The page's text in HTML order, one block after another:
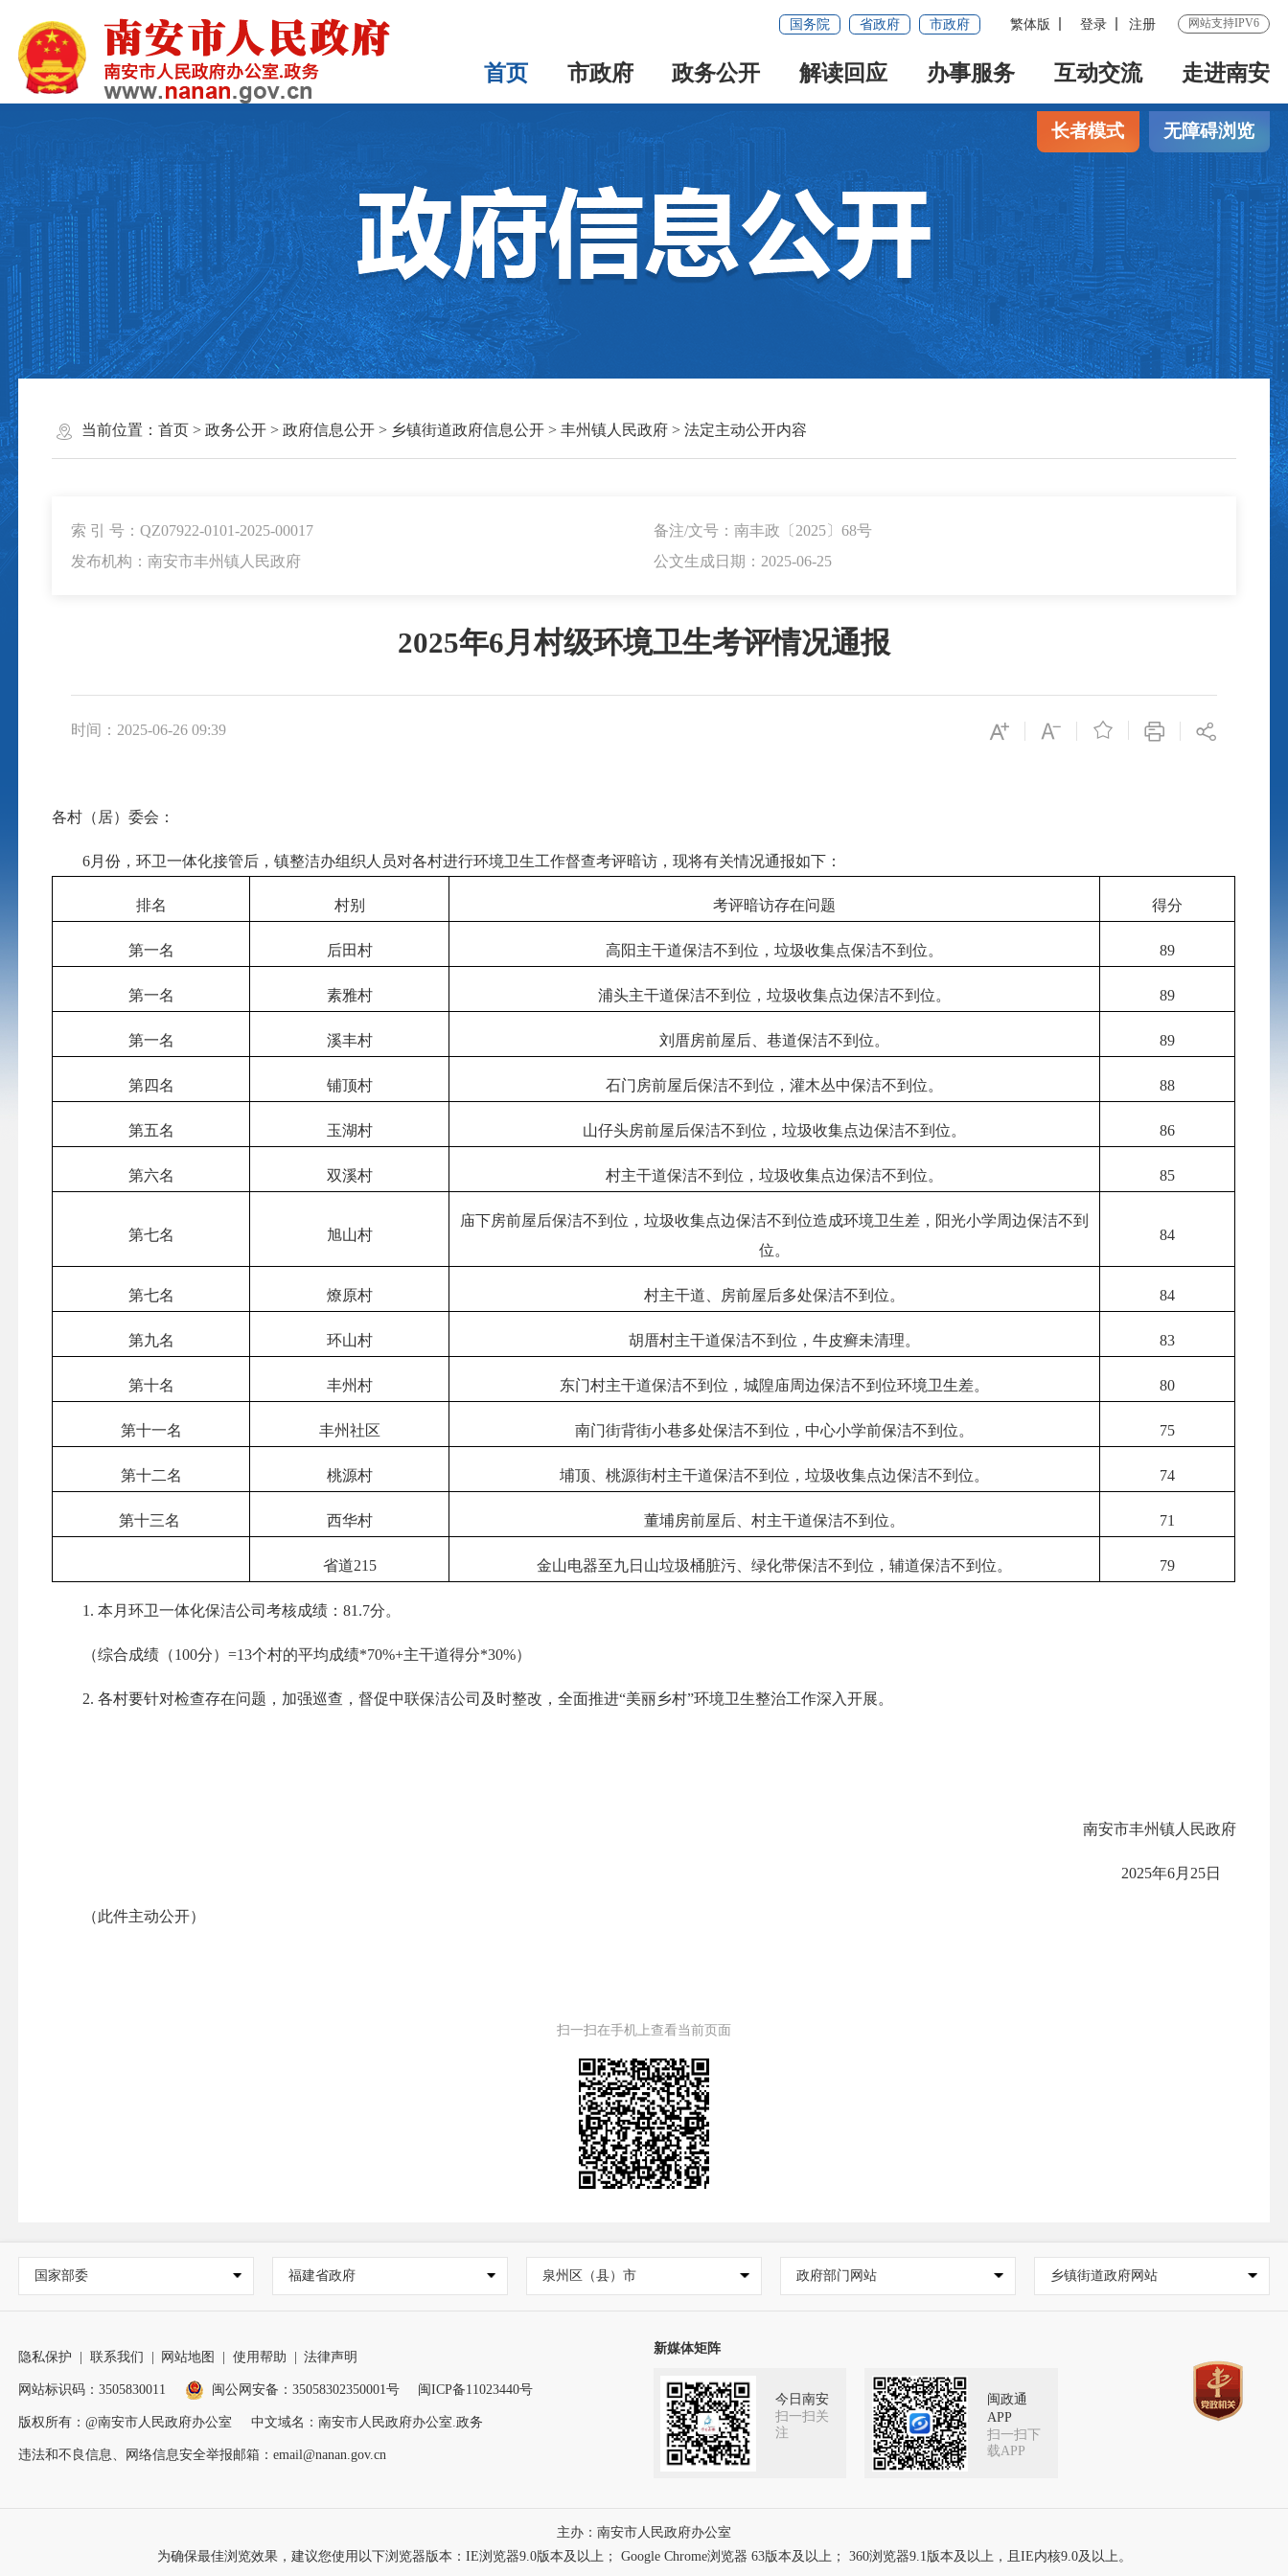
国务院 省政府 市政府 繁体版 登录 注册 网站支持IPV6
首页 市政府 政务公开 解读回应 办事服务 互动交流 走进南安
长者模式 无障碍浏览
当前位置： 首页> 政务公开> 政府信息公开> 乡镇街道政府信息公开> 丰州镇人民政府> 法定主动公开内容
索 引 号：QZ07922-0101-2025-00017
备注/文号：南丰政〔2025〕68号
发布机构：南安市丰州镇人民政府
公文生成日期：2025-06-25
2025年6月村级环境卫生考评情况通报
时间：2025-06-26 09:39 
各村（居）委会：
6月份，环卫一体化接管后，镇整洁办组织人员对各村进行环境卫生工作督查考评暗访，现将有关情况通报如下：
排名 村别 考评暗访存在问题 得分
第一名 后田村 高阳主干道保洁不到位，垃圾收集点保洁不到位。 89
第一名 素雅村 浦头主干道保洁不到位，垃圾收集点边保洁不到位。 89
第一名 溪丰村 刘厝房前屋后、巷道保洁不到位。 89
第四名 铺顶村 石门房前屋后保洁不到位，灌木丛中保洁不到位。 88
第五名 玉湖村 山仔头房前屋后保洁不到位，垃圾收集点边保洁不到位。 86
第六名 双溪村 村主干道保洁不到位，垃圾收集点边保洁不到位。 85
第七名 旭山村
庙下房前屋后保洁不到位，垃圾收集点边保洁不到位造成环境卫生差，阳光小学周边保洁不到
位。
84
第七名 燎原村 村主干道、房前屋后多处保洁不到位。 84
第九名 环山村 胡厝村主干道保洁不到位，牛皮癣未清理。 83
第十名 丰州村 东门村主干道保洁不到位，城隍庙周边保洁不到位环境卫生差。 80
第十一名 丰州社区 南门街背街小巷多处保洁不到位，中心小学前保洁不到位。 75
第十二名 桃源村 埔顶、桃源街村主干道保洁不到位，垃圾收集点边保洁不到位。 74
第十三名 西华村 董埔房前屋后、村主干道保洁不到位。 71
省道215 金山电器至九日山垃圾桶脏污、绿化带保洁不到位，辅道保洁不到位。 79
1. 本月环卫一体化保洁公司考核成绩：81.7分。
（综合成绩（100分）=13个村的平均成绩*70%+主干道得分*30%）
2. 各村要针对检查存在问题，加强巡查，督促中联保洁公司及时整改，全面推进“美丽乡村”环境卫生整治工作深入开展。
南安市丰州镇人民政府
2025年6月25日
（此件主动公开）
扫一扫在手机上查看当前页面
国家部委 福建省政府 泉州区（县）市 政府部门网站 乡镇街道政府网站
隐私保护 | 联系我们 | 网站地图 | 使用帮助 | 法律声明
网站标识码：3505830011 闽公网安备：35058302350001号 闽ICP备11023440号
版权所有：@南安市人民政府办公室 中文域名：南安市人民政府办公室.政务
违法和不良信息、网络信息安全举报邮箱：email@nanan.gov.cn
新媒体矩阵
今日南安
扫一扫关
注
闽政通
APP
扫一扫下
载APP
主办：南安市人民政府办公室
为确保最佳浏览效果，建议您使用以下浏览器版本：IE浏览器9.0版本及以上； Google Chrome浏览器 63版本及以上； 360浏览器9.1版本及以上，且IE内核9.0及以上。